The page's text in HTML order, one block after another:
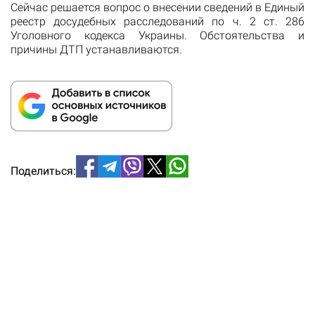
Сейчас решается вопрос о внесении сведений в Единый
реестр досудебных расследований по ч. 2 ст. 286
Уголовного кодекса Украины. Обстоятельства и
причины ДТП устанавливаются.
Поделиться: